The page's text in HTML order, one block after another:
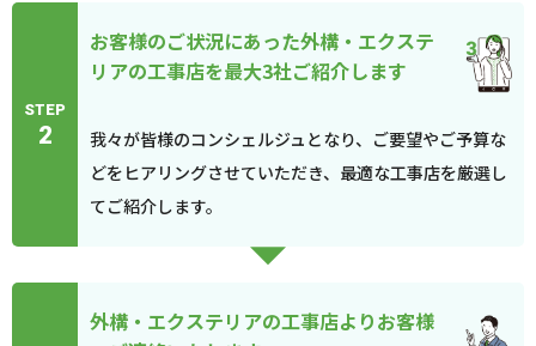
STEP
2
お客様のご状況にあった外構・エクステ
リアの工事店を最大3社ご紹介します
我々が皆様のコンシェルジュとなり、ご要望やご予算な
どをヒアリングさせていただき、最適な工事店を厳選し
てご紹介します。
外構・エクステリアの工事店よりお客様